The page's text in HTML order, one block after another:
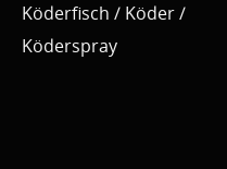
Köderfisch / Köder /
Köderspray